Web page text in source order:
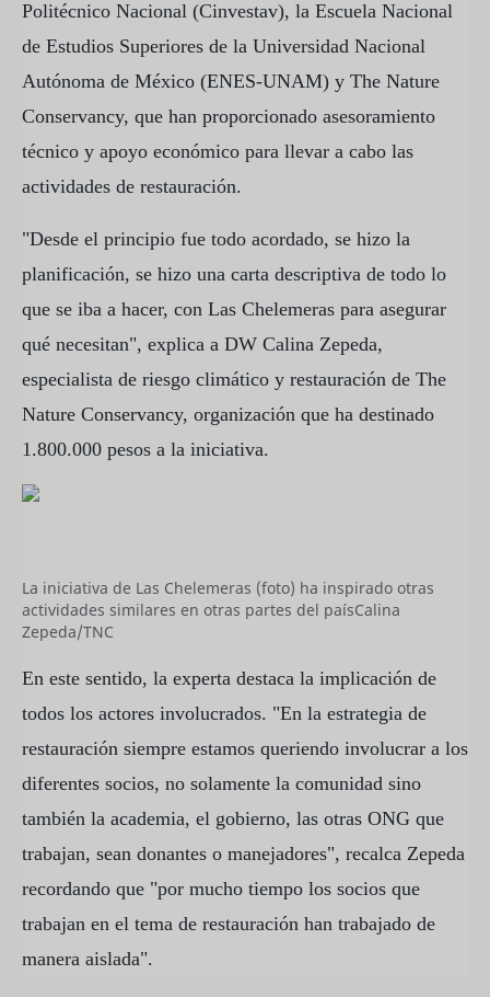
Politécnico Nacional (Cinvestav), la Escuela Nacional
de Estudios Superiores de la Universidad Nacional
Autónoma de México (ENES-UNAM) y The Nature
Conservancy, que han proporcionado asesoramiento
técnico y apoyo económico para llevar a cabo las
actividades de restauración.
"Desde el principio fue todo acordado, se hizo la
planificación, se hizo una carta descriptiva de todo lo
que se iba a hacer, con Las Chelemeras para asegurar
qué necesitan", explica a DW Calina Zepeda,
especialista de riesgo climático y restauración de The
Nature Conservancy, organización que ha destinado
1.800.000 pesos a la iniciativa.
La iniciativa de Las Chelemeras (foto) ha inspirado otras
actividades similares en otras partes del paísCalina
Zepeda/TNC
En este sentido, la experta destaca la implicación de
todos los actores involucrados. "En la estrategia de
restauración siempre estamos queriendo involucrar a los
diferentes socios, no solamente la comunidad sino
también la academia, el gobierno, las otras ONG que
trabajan, sean donantes o manejadores", recalca Zepeda
recordando que "por mucho tiempo los socios que
trabajan en el tema de restauración han trabajado de
manera aislada".